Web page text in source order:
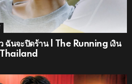
ฉันจะปิดร้าน | The Running เงิน